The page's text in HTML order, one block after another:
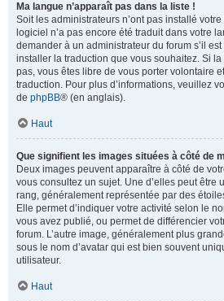
Ma langue n’apparaît pas dans la liste !
Soit les administrateurs n’ont pas installé
logiciel n’a pas encore été traduit dans votre
demander à un administrateur du forum s’il
installer la traduction que vous souhaitez. Si la
pas, vous êtes libre de vous porter volontaire
traduction. Pour plus d’informations, veuillez
de phpBB® (en anglais).
Haut
Que signifient les images situées à côté de
Deux images peuvent apparaître à côté de
vous consultez un sujet. Une d’elles peut être
rang, généralement représentée par des
Elle permet d’indiquer votre activité selon le
vous avez publié, ou permet de différencier
forum. L’autre image, généralement plus
sous le nom d’avatar qui est bien souvent
utilisateur.
Haut